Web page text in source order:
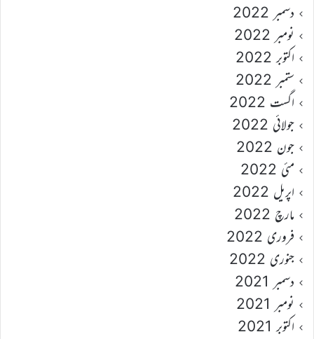
دسمبر 2022
نومبر 2022
اکتوبر 2022
ستمبر 2022
اگست 2022
جولائی 2022
جون 2022
مئی 2022
اپریل 2022
مارچ 2022
فروری 2022
جنوری 2022
دسمبر 2021
نومبر 2021
اکتوبر 2021